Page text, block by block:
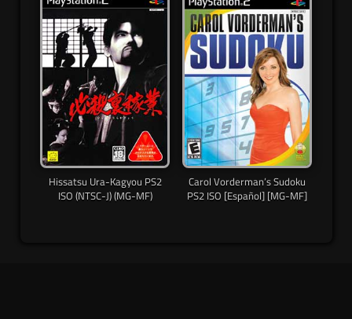
Hissatsu Ura-Kagyou PS2
ISO (NTSC-J) (MG-MF)
Carol Vorderman’s Sudoku
PS2 ISO [Español] [MG-MF]